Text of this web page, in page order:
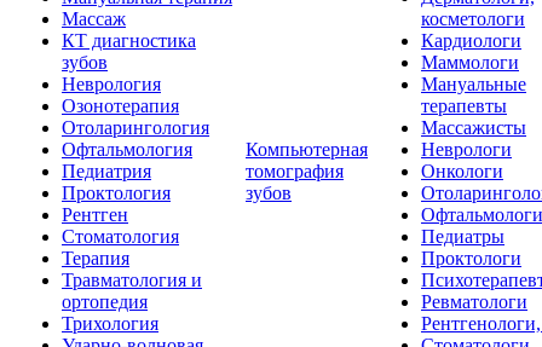
Массаж
КТ диагностика
зубов
Неврология
Озонотерапия
Отоларингология
Офтальмология
Педиатрия
Проктология
Рентген
Стоматология
Терапия
Травматология и
ортопедия
Трихология
Компьютерная
томография
зубов
косметологи
Кардиологи
Маммологи
Мануальные
терапевты
Массажисты
Неврологи
Онкологи
Офтальмологи
Педиатры
Проктологи
Ревматологи